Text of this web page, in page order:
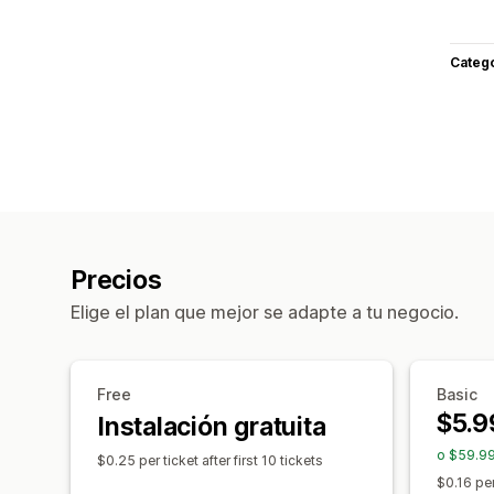
Precios
Elige el plan que mejor se adapte a tu negocio.
Free
Instalación gratuita
$0.25 per ticket after first 10 tickets
Basic
o
$0.16